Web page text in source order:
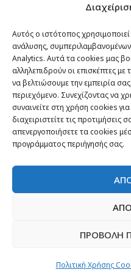
Αυτός ο ιστότοπος
ανάλυσης,
Analytics. Αυτά τα cookies μας
αλληλεπιδρούν οι επισκέπτες
να βελτιώσουμε την εμπειρία
περιεχόμενο. Συνεχίζοντας να
συναινείτε στη χρήση cookies
διαχειριστείτε τις προτιμήσεις
απενεργοποιήσετε τα cookies
προγράμματος περιήγησής σας.
ΠΡΟΒΟΛΗ
Πολιτική Χρήσης
Passenger στον
TRAVEL NEWS
Οργάνωσε το ταξίδι
CITY and CULTURE
Newsletter
“H μόνη επένδυση